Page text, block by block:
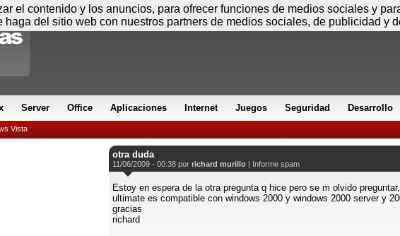
Server Office Aplicaciones Internet Juegos Seguridad Desarrollo
Vista
otra duda
11/06/2009 - 00:38 por richard murillo | Informe spam
Estoy en espera de la otra pregunta q hice pero se m olvido
ultimate es compatible con windows 2000 y windows 2000 server y
gracias
richard
Jueves 06
el contenido y los anuncios, para ofrecer funciones de medios sociales y
haga del sitio web con nuestros partners de medios sociales, de publicidad y